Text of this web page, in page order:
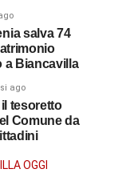
salva 74
a Biancavilla
ago
tesoretto
Comune da
OGGI